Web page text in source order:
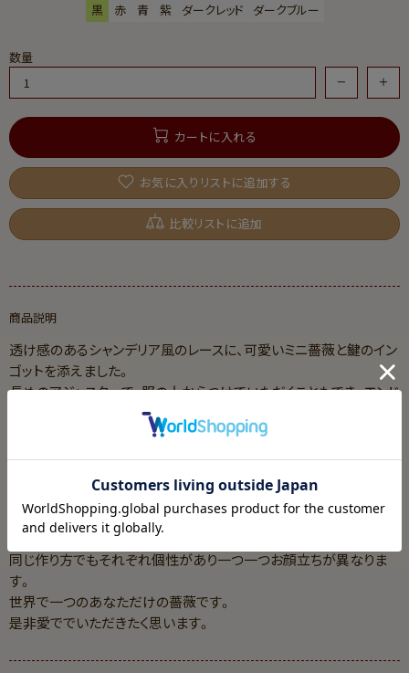
黒
赤 青 紫 ダークレッド ダークブルー
数量
カートに入れる
お気に入りリストに追加する
比較リストに追加
商品説明
透け感のあるシャンデリア風のレースに、可愛いミニ薔薇と鍵のイン
ゴットを添えました。
長めのアジャスターで、服の上からつけていただくこともでき、エンド
パーツの王冠が後ろ姿も可愛く演出いたします。
首元が一気に華やぐ一品です。
薔薇はお好きなカラーに変更可です。
＊＊＊＊＊＊＊＊＊＊＊＊＊＊＊＊＊＊＊＊＊＊＊＊＊
薔薇は一つ一つ手縫いで一から製作しています。
同じ作り方でもそれぞれ個性があり一つ一つお顔立ちが異なりま
す。
世界で一つのあなただけの薔薇です。
是非愛ででいただきたく思います。